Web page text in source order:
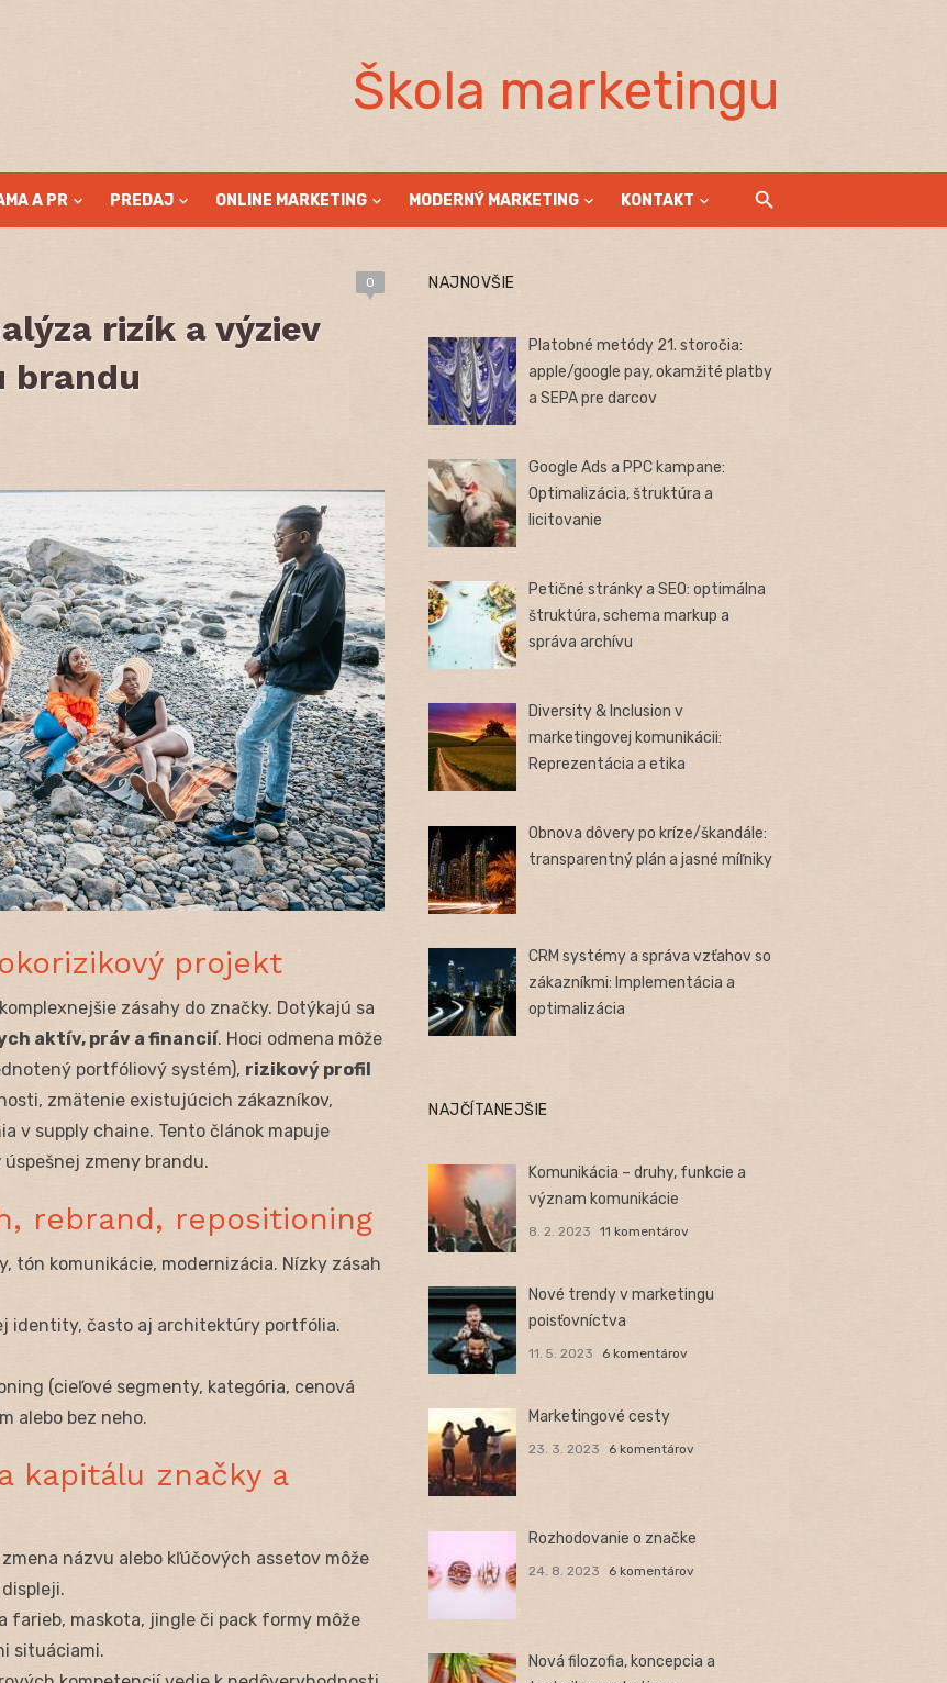
Škola marketingu
A PR PREDAJ ONLINE MARKETING MODERNÝ MARKETING KONTAKT
0
rizík a výziev
brandu
projekt
zásahy do značky. Dotýkajú sa
aktív, práv a financií. Hoci odmena môže
portfóliový systém), rizikový profil
zmätenie existujúcich zákazníkov,
v supply chaine. Tento článok mapuje
úspešnej zmeny brandu.
rebrand, repositioning
tón komunikácie, modernizácia. Nízky zásah
identity, často aj architektúry portfólia.
(cieľové segmenty, kategória, cenová
alebo bez neho.
kapitálu značky a
názvu alebo kľúčových assetov môže
farieb, maskota, jingle či pack formy môže
situáciami.
NAJNOVŠIE
Platobné metódy 21. storočia:
apple/google pay, okamžité platby
a SEPA pre darcov
Google Ads a PPC kampane:
Optimalizácia, štruktúra a
licitovanie
Petičné stránky a SEO: optimálna
štruktúra, schema markup a
správa archívu
Diversity & Inclusion v
marketingovej komunikácii:
Reprezentácia a etika
Obnova dôvery po kríze/škandále:
transparentný plán a jasné míľniky
CRM systémy a správa vzťahov so
zákazníkmi: Implementácia a
optimalizácia
NAJČÍTANEJŠIE
Komunikácia – druhy, funkcie a
význam komunikácie
8. 2. 2023 11 komentárov
Nové trendy v marketingu
poisťovníctva
11. 5. 2023 6 komentárov
Marketingové cesty
23. 3. 2023 6 komentárov
Rozhodovanie o značke
24. 8. 2023 6 komentárov
Nová filozofia, koncepcia a